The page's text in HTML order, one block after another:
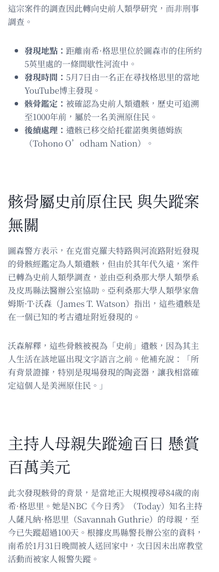
這宗案件的調查因此轉向史前人類學研究，而非刑事
調查。
發現地點： 距離南希·格思里位於圖森市的住所約
5英里處的一條間歇性河流中。
發現時間： 5月7日由一名正在尋找格思里的當地
YouTube博主發現。
骸骨鑑定： 被確認為史前人類遺骸，歷史可追溯
至1000年前，屬於一名美洲原住民。
後續處理： 遺骸已移交給托霍諾奧奧德姆族
（Tohono O’odham Nation）。
骸骨屬史前原住民 與失蹤案
無關
圖森警方表示，在克雷克羅夫特路與河流路附近發現
的骨骸經鑑定為人類遺骸，但由於其年代久遠，案件
已轉為史前人類學調查，並由亞利桑那大學人類學系
及皮馬縣法醫辦公室協助。亞利桑那大學人類學家詹
姆斯·T·沃森（James T. Watson）指出，這些遺骸是
在一個已知的考古遺址附近發現的。
沃森解釋，這些骨骸被視為「史前」遺骸，因為其主
人生活在該地區出現文字語言之前。他補充說：「所
有背景證據，特別是現場發現的陶瓷器，讓我相當確
定這個人是美洲原住民。」
主持人母親失蹤逾百日 懸賞
百萬美元
此次發現骸骨的背景，是當地正大規模搜尋84歲的南
希·格思里。她是NBC《今日秀》（Today）知名主持
人薩凡納·格思里（Savannah Guthrie）的母親，至
今已失蹤超過100天。根據皮馬縣警長辦公室的資料，
南希於1月31日晚間被人送回家中，次日因未出席教堂
活動而被家人報警失蹤。